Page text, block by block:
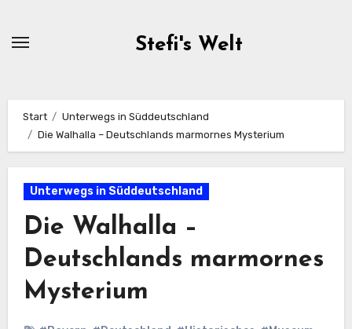
Stefi's Welt
Start
Unterwegs in Süddeutschland
Die Walhalla – Deutschlands marmornes Mysterium
Unterwegs in Süddeutschland
Die Walhalla –
Deutschlands marmornes
Mysterium